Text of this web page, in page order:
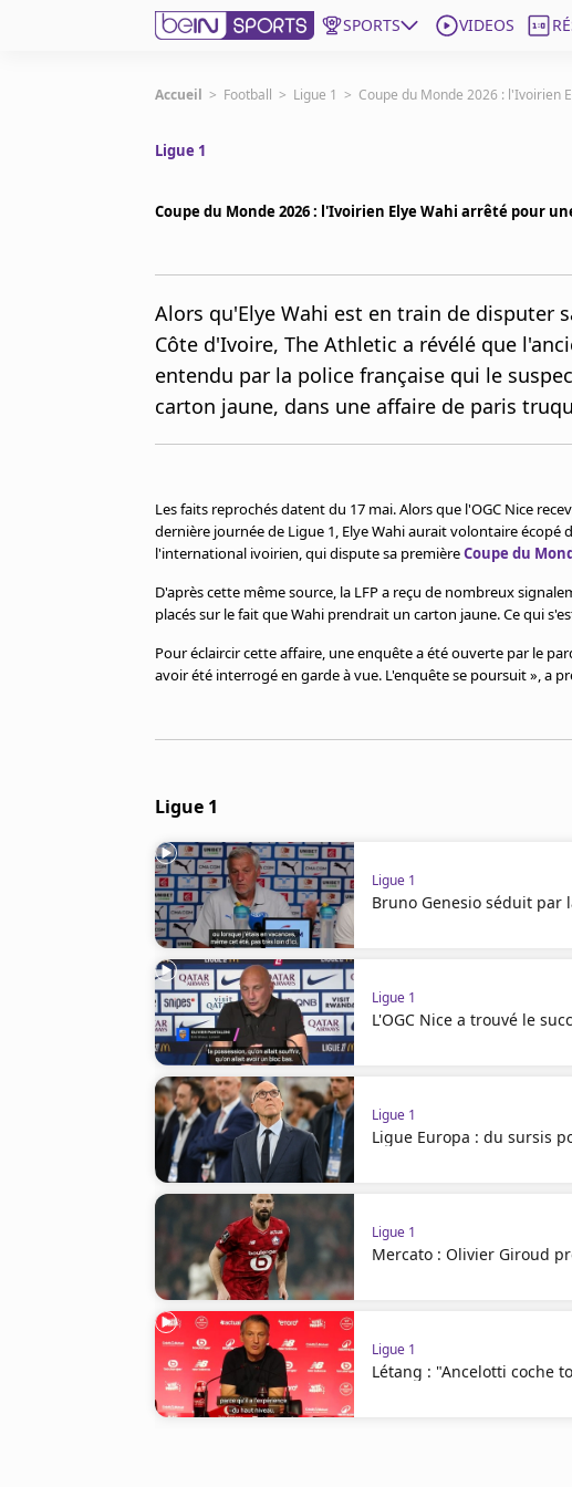
SPORTS VIDEOS
beIN SPORTS CONNECT
Gérer les notifications
Contactez nous
Protection des données
Paramétrer mon consentement
Accueil > Football > Ligue 1 > Coupe du Monde 2026 : l'Ivoirien
Ligue 1
Coupe du Monde 2026 : l'Ivoirien Elye Wahi arrêté pour
Alors qu'Elye Wahi est en train de disputer
Côte d'Ivoire, The Athletic a révélé que
entendu par la police française qui le
carton jaune, dans une affaire de paris
Les faits reprochés datent du 17 mai. Alors que l'OGC Nice
dernière journée de Ligue 1, Elye Wahi aurait volontaire
l'international ivoirien, qui dispute sa premièreCoupe du
D'après cette même source, la LFP a reçu de nombreux
placés sur le fait que Wahi prendrait un carton jaune. Ce qui
Pour éclaircir cette affaire, une enquête a été ouverte par le
avoir été interrogé en garde à vue. L'enquête se poursuit », a
Ligue 1
Ligue 1
Bruno Genesio séduit par
Ligue 1
L'OGC Nice a trouvé le
Ligue 1
Ligue Europa : du sursis
Ligue 1
Mercato : Olivier Giroud
Ligue 1
Létang : "Ancelotti coche